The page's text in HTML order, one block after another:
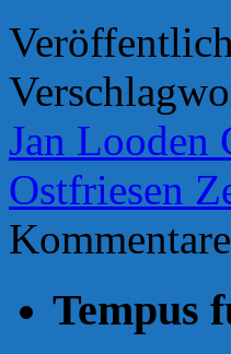
Jan Looden
Ostfriesen
Tempus